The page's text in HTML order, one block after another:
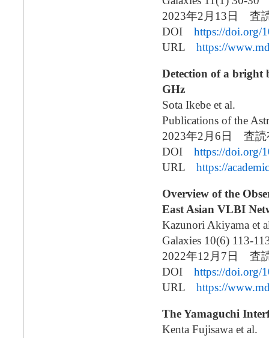
2023年2月13日 査
DOI https://doi.org/
URL https://
Detection of a bright
GHz
Sota Ikebe et al.
Publications of the
2023年2月6日 査読
DOI https://doi.org/
URL https://
Overview of the
East Asian VLBI
Kazunori Akiyama et
Galaxies 10(6) 113-
2022年12月7日 査
DOI https://doi.org/
URL https://
The Yamaguchi
Kenta Fujisawa et al.